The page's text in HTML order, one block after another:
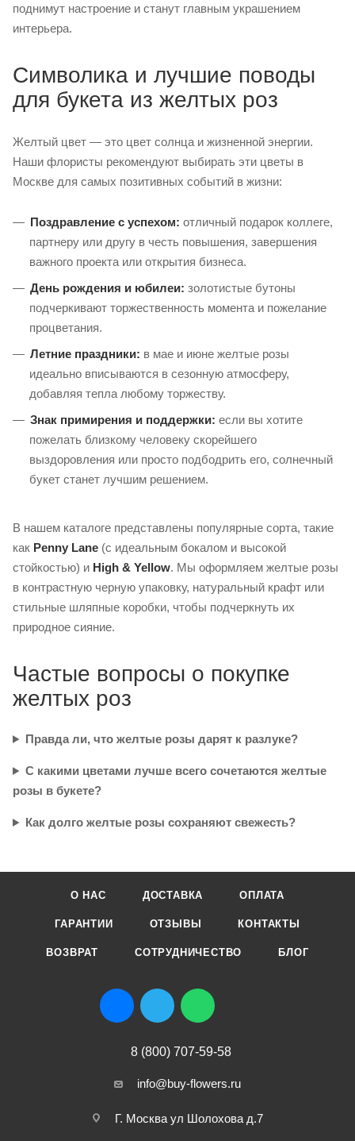
поднимут настроение и станут главным украшением
интерьера.
Символика и лучшие поводы
для букета из желтых роз
Желтый цвет — это цвет солнца и жизненной энергии.
Наши флористы рекомендуют выбирать эти цветы в
Москве для самых позитивных событий в жизни:
Поздравление с успехом: отличный подарок коллеге,
партнеру или другу в честь повышения, завершения
важного проекта или открытия бизнеса.
День рождения и юбилеи: золотистые бутоны
подчеркивают торжественность момента и пожелание
процветания.
Летние праздники: в мае и июне желтые розы
идеально вписываются в сезонную атмосферу,
добавляя тепла любому торжеству.
Знак примирения и поддержки: если вы хотите
пожелать близкому человеку скорейшего
выздоровления или просто подбодрить его, солнечный
букет станет лучшим решением.
В нашем каталоге представлены популярные сорта, такие
как Penny Lane (с идеальным бокалом и высокой
стойкостью) и High & Yellow. Мы оформляем желтые розы
в контрастную черную упаковку, натуральный крафт или
стильные шляпные коробки, чтобы подчеркнуть их
природное сияние.
Частые вопросы о покупке
желтых роз
Правда ли, что желтые розы дарят к разлуке?
С какими цветами лучше всего сочетаются желтые
розы в букете?
Как долго желтые розы сохраняют свежесть?
О НАС ДОСТАВКА ОПЛАТА
ГАРАНТИИ ОТЗЫВЫ КОНТАКТЫ
ВОЗВРАТ СОТРУДНИЧЕСТВО БЛОГ
8 (800) 707-59-58
info@buy-flowers.ru
Г. Москва ул Шолохова д.7